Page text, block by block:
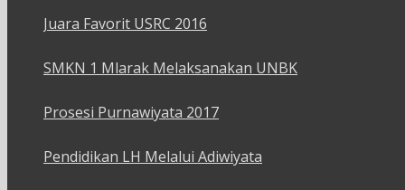
Juara Favorit USRC 2016
SMKN 1 Mlarak Melaksanakan UNBK
Prosesi Purnawiyata 2017
Pendidikan LH Melalui Adiwiyata